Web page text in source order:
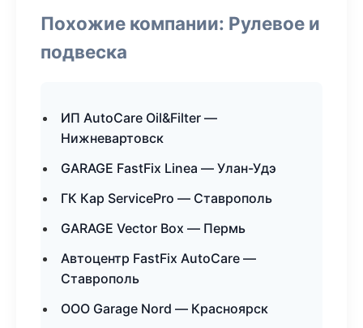
Похожие компании: Рулевое и
подвеска
ИП AutoCare Oil&Filter —
Нижневартовск
GARAGE FastFix Linea — Улан-Удэ
ГК Кар ServicePro — Ставрополь
GARAGE Vector Box — Пермь
Автоцентр FastFix AutoCare —
Ставрополь
ООО Garage Nord — Красноярск